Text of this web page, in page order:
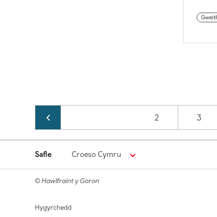
Pagination Page
2 Page
3
Safle Croeso Cymru
© Hawlfraint y Goron
Footer navigation
Hygyrchedd